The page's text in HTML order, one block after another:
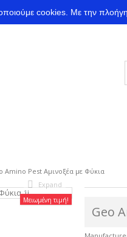
Amino Pest Αμινοξέα με Φύκια
Μειωμένη τιμή!
Expand
Geo
cookies. Με την